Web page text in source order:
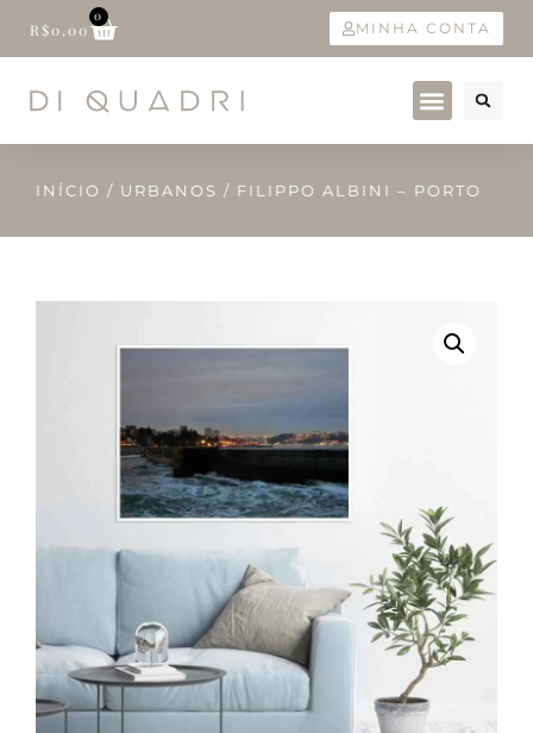
R$0,00
0
MINHA CONTA
INÍCIO / URBANOS / FILIPPO ALBINI – PORTO